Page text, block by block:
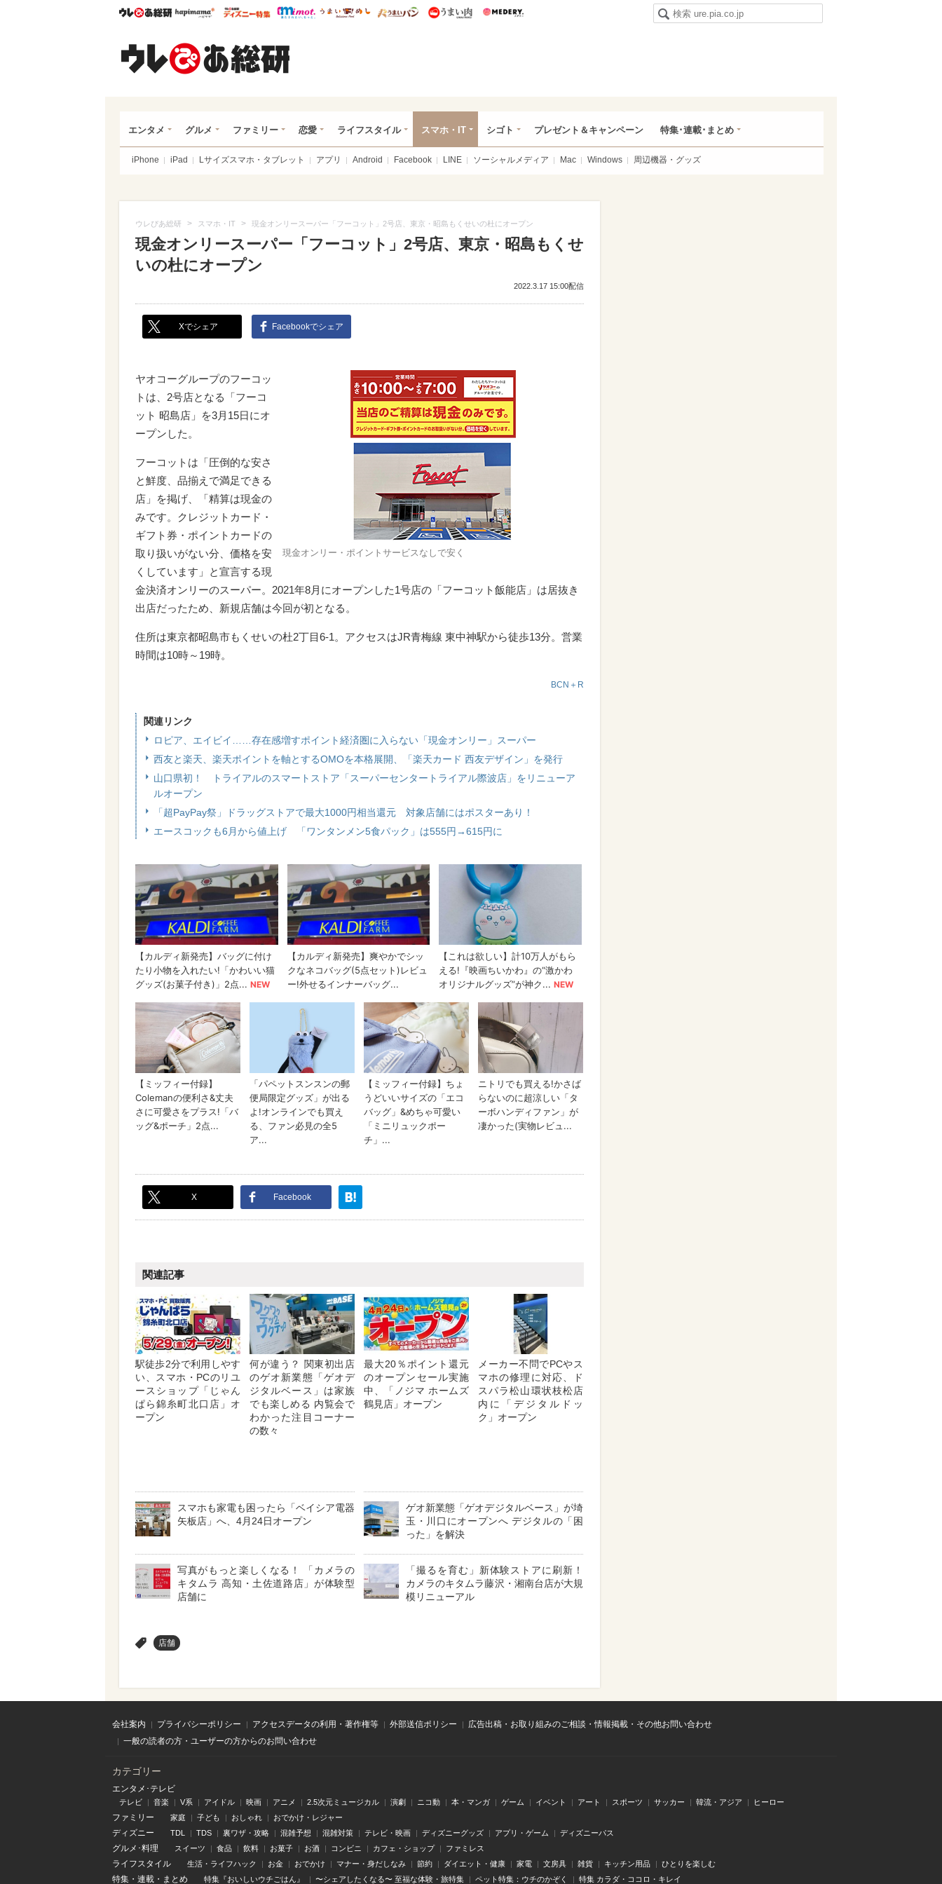
ウレぴあ総研ハピママ* ウレぴあ総研 ディズニー特集
mimot. うまいめし うまいパン うまい肉
エンタメ グルメ ファミリー 恋愛 ライフスタイル スマホ・IT シゴト プレゼント＆キャンペーン 特集･連載･まとめ
iPhone iPad Lサイズスマホ・タブレット アプリ Android Facebook LINE ソーシャルメディア Mac Windows 周辺機器・グッズ
ウレぴあ総研 > スマホ・IT > 現金オンリースーパー「フーコット」2号店、東京・昭島もくせいの杜にオープン
現金オンリースーパー「フーコット」2号店、東京・昭島もくせ
いの杜にオープン
2022.3.17 15:00配信
Xでシェア Facebookでシェア
現金オンリー・ポイントサービスなしで安く
ヤオコーグループのフーコッ
トは、2号店となる「フーコ
ット 昭島店」を3月15日にオ
ープンした。
フーコットは「圧倒的な安さ
と鮮度、品揃えで満足できる
店」を掲げ、「精算は現金の
みです。クレジットカード・
ギフト券・ポイントカードの
取り扱いがない分、価格を安
くしています」と宣言する現
金決済オンリーのスーパー。2021年8月にオープンした1号店の「フーコット飯能店」は居抜き
出店だったため、新規店舗は今回が初となる。
住所は東京都昭島市もくせいの杜2丁目6-1。アクセスはJR青梅線 東中神駅から徒歩13分。営業
時間は10時～19時。
BCN＋R
関連リンク
ロピア、エイビイ……存在感増すポイント経済圏に入らない「現金オンリー」スーパー
西友と楽天、楽天ポイントを軸とするOMOを本格展開、「楽天カード 西友デザイン」を発行
山口県初！ トライアルのスマートストア「スーパーセンタートライアル際波店」をリニューア
ルオープン
「超PayPay祭」ドラッグストアで最大1000円相当還元 対象店舗にはポスターあり！
エースコックも6月から値上げ 「ワンタンメン5食パック」は555円→615円に
X Facebook
関連記事
駅徒歩2分で利用しやす
い、スマホ・PCのリユ
ースショップ「じゃん
ぱら錦糸町北口店」オ
ープン
何が違う？ 関東初出店
のゲオ新業態「ゲオデ
ジタルベース」は家族
でも楽しめる 内覧会で
わかった注目コーナー
の数々
最大20％ポイント還元
のオープンセール実施
中、「ノジマ ホームズ
鶴見店」オープン
メーカー不問でPCやス
マホの修理に対応、ド
スパラ松山環状枝松店
内に「デジタルドッ
ク」オープン
スマホも家電も困ったら「ベイシア電器
矢板店」へ、4月24日オープン
ゲオ新業態「ゲオデジタルベース」が埼
玉・川口にオープンへ デジタルの「困
った」を解決
写真がもっと楽しくなる！ 「カメラの
キタムラ 高知・土佐道路店」が体験型
店舗に
「撮るを育む」新体験ストアに刷新！
カメラのキタムラ藤沢・湘南台店が大規
模リニューアル
店舗
会社案内 プライバシーポリシー アクセスデータの利用・著作権等 外部送信ポリシー
広告出稿・お取り組みのご相談・情報掲載・その他お問い合わせ
一般の読者の方・ユーザーの方からのお問い合わせ
カテゴリー
エンタメ･テレビ
テレビ 音楽 V系 アイドル 映画 アニメ 2.5次元ミュージカル 演劇 ニコ動 本・マンガ ゲーム イベント アート スポーツ サッカー 韓流・アジア ヒーロー
ファミリー 家庭 子ども おしゃれ おでかけ・レジャー
ディズニー TDL TDS 裏ワザ・攻略 混雑予想 混雑対策 テレビ・映画 ディズニーグッズ アプリ・ゲーム ディズニーパス
グルメ･料理 スイーツ 食品 飲料 お菓子 お酒 コンビニ カフェ・ショップ ファミレス
ライフスタイル 生活・ライフハック お金 おでかけ マナー・身だしなみ 節約 ダイエット・健康 家電 文房具 雑貨 キッチン用品 ひとりを楽しむ
特集 ・ 連載 ・ まとめ 特集『おいしいウチごはん』 〜シェアしたくなる〜 至福な体験・旅特集 ペット特集：ウチのかぞく 特集 カラダ・ココロ・キレイ